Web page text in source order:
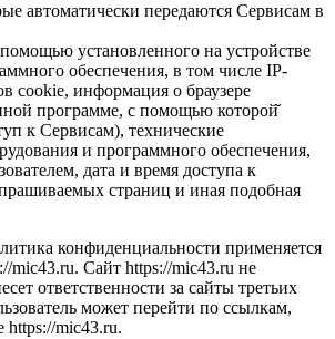
автоматически передаются Сервисам в
установленного на устройстве
обеспечения, в том числе IP-
cookie, информация о браузере
программе, с помощью которой̆
к Сервисам), технические
и программного обеспечения,
дата и время доступа к
страниц и иная подобная
конфиденциальности применяется
mic43.ru. Сайт https://mic43.ru не
ответственности за сайты третьих
может перейти по ссылкам,
https://mic43.ru.